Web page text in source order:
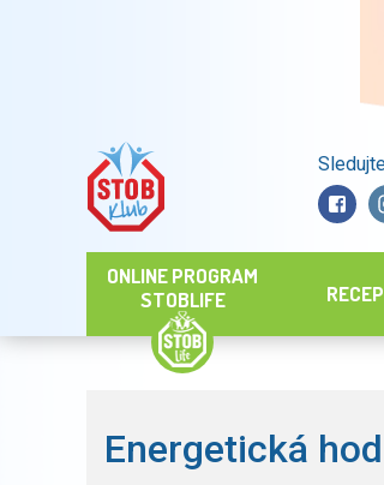
ONLINE PROGRAM
STOBLIFE
Energetická